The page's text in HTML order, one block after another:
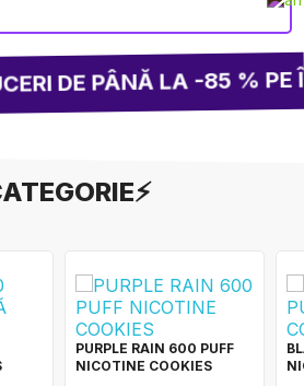
DE PÂNĂ LA -85 % PE
PURPLE RAIN 600 PUFF
NICOTINE COOKIES